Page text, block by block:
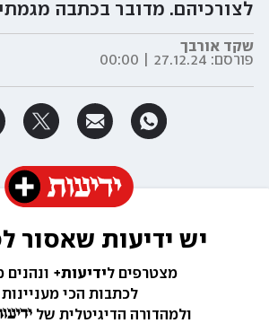
לצורכיהם. מדובר בכתבה
שקד אורבך
פורסם: 27.12.24 | 00:00
יש ידיעות שאסור
מצטרפים לידיעות+
לכתבות הכי מעניינות
ולמהדורה הדיגיטלית של